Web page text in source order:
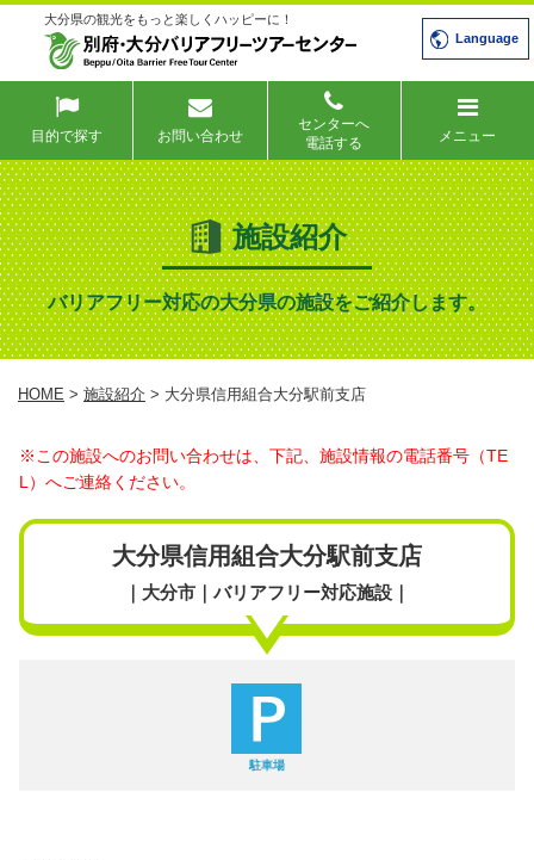
大分県の観光をもっと楽しくハッピーに！
Language
目的で探す お問い合わせ
センターへ
電話する
メニュー
施設紹介
バリアフリー対応の大分県の施設をご紹介します。
HOME > 施設紹介 > 大分県信用組合大分駅前支店
※この施設へのお問い合わせは、下記、施設情報の電話番号（TE
L）へご連絡ください。
大分県信用組合大分駅前支店
｜大分市｜バリアフリー対応施設｜
駐車場